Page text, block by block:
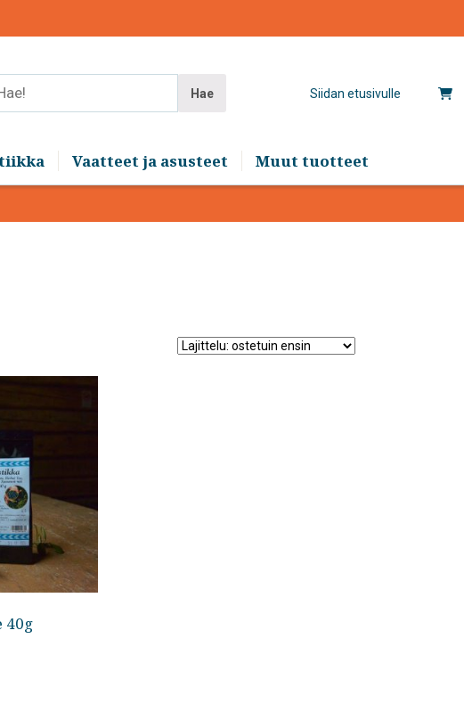
Siidan etusivulle
Hae
Vaatteet ja asusteet Muut tuotteet
40g